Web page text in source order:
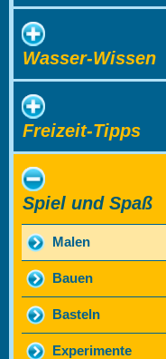
Wasser-Wissen
Freizeit-Tipps
Spiel und Spaß
Malen
Bauen
Basteln
Experimente